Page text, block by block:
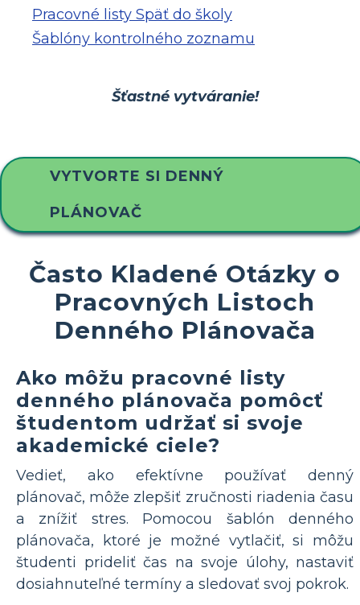
Pracovné listy Späť do školy
Šablóny kontrolného zoznamu
Šťastné vytváranie!
VYTVORTE SI DENNÝ
PLÁNOVAČ
Často Kladené Otázky o
Pracovných Listoch
Denného Plánovača
Ako môžu pracovné listy
denného plánovača pomôcť
študentom udržať si svoje
akademické ciele?
Vedieť, ako efektívne používať denný
plánovač, môže zlepšiť zručnosti riadenia času
a znížiť stres. Pomocou šablón denného
plánovača, ktoré je možné vytlačiť, si môžu
študenti prideliť čas na svoje úlohy, nastaviť
dosiahnuteľné termíny a sledovať svoj pokrok.